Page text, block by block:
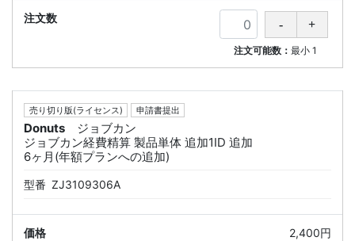
注文可能数：最小 1
売り切り版(ライセンス) 申請書提出
Donuts
ジョブカン
ジョブカン経費精算 製品単体 追加1ID 追加
6ヶ月(年額プランへの追加)
型番 ZJ3109306A
2,400円